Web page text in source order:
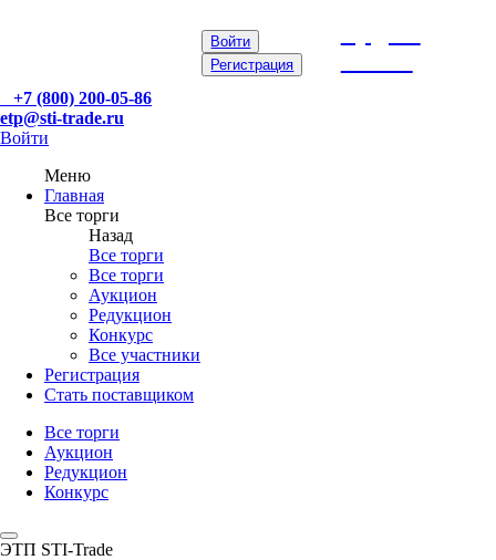
Войти
Регистрация
+7 (800) 200-05-86
etp@sti-trade.ru
Войти
Меню
Главная
Все торги
Назад
Все торги
Все торги
Аукцион
Редукцион
Конкурс
Все участники
Регистрация
Стать поставщиком
Все торги
Аукцион
Редукцион
Конкурс
ЭТП STI-Trade